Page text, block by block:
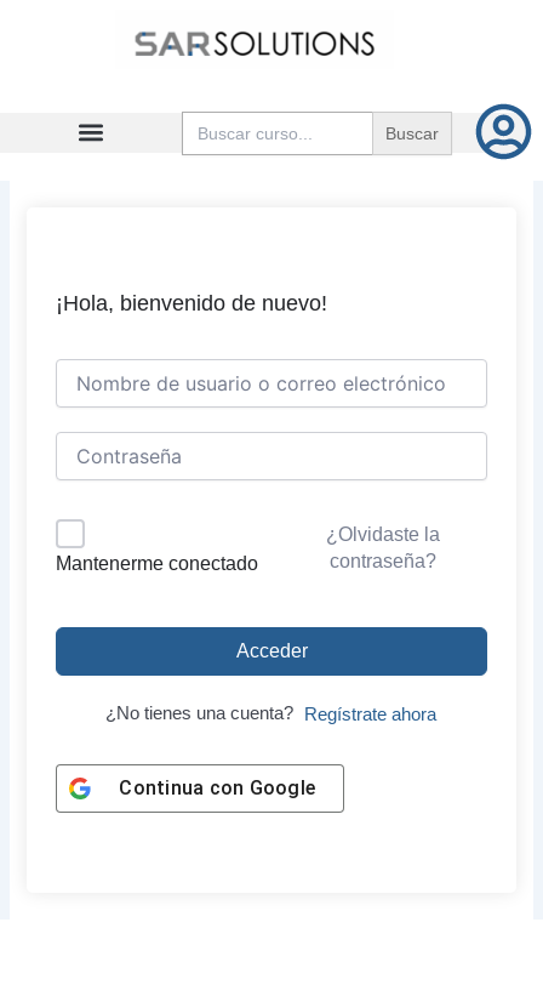
Buscar:
¡Hola, bienvenido de nuevo!
Mantenerme conectado
¿Olvidaste la
contraseña?
Acceder
¿No tienes una cuenta? Regístrate ahora
Continua con Google